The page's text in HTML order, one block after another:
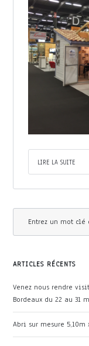
LIRE LA SUITE
ARTICLES RÉCENTS
Venez nous rendre
Bordeaux du 22 au 31
Abri sur mesure 5,10m